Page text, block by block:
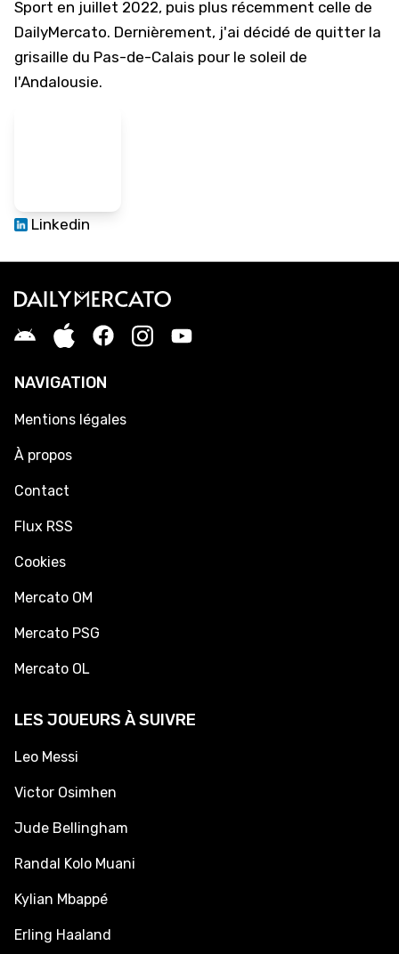
Sport en juillet 2022, puis plus récemment celle de
DailyMercato. Dernièrement, j'ai décidé de quitter la
grisaille du Pas-de-Calais pour le soleil de
l'Andalousie.
Linkedin
NAVIGATION
Mentions légales
À propos
Contact
Flux RSS
Cookies
Mercato OM
Mercato PSG
Mercato OL
LES JOUEURS À SUIVRE
Leo Messi
Victor Osimhen
Jude Bellingham
Randal Kolo Muani
Kylian Mbappé
Erling Haaland